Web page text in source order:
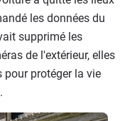
les données du
supprimé les
de l'extérieur, elles
protéger la vie